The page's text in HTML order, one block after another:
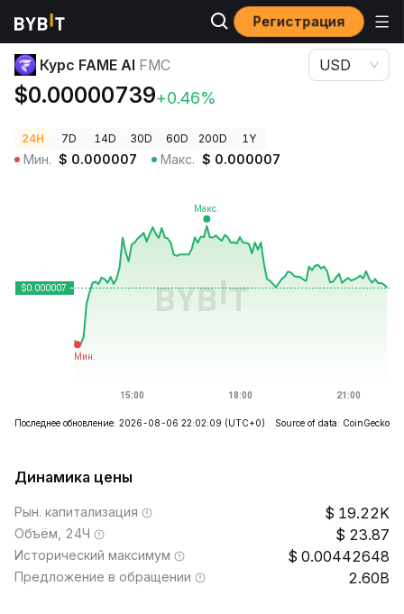
Регистрация
Цены криптовалют Курс FAME AI FMC
Курс FAME AI FMC
$0.00000739+0.46%
USD
24H 7D 14D 30D 60D 200D 1Y
Мин. $ 0.000007 Макс. $ 0.000007
Последнее обновление: 2026-08-06 22:02:09 (UTC+0) Source of data: CoinGecko
Динамика цены
Рын. капитализация 19.22K
Объём, 24Ч 23.87
Исторический максимум 0.00442648
Предложение в обращении 2.60B